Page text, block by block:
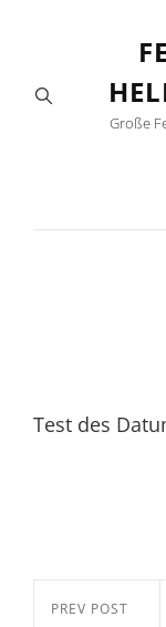
Große
Test des
Previous
PREV POST